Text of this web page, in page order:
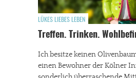
LÜKES LIEBES LEBEN
Treffen. Trinken.
Ich besitze keinen
einen Bewohner der Kölner